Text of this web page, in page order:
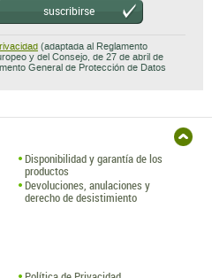
Disponibilidad y garantía de los
Política de Privacidad
Aviso legal